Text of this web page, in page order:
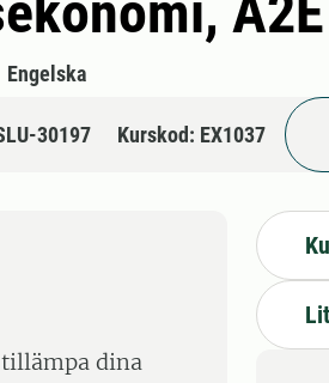
Engelska
30197 Kurskod: EX1037
dina